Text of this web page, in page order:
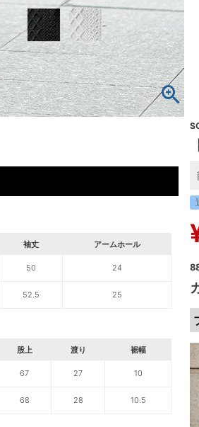
袖丈 アームホール
50 24
52.5 25
股上 渡り 裾幅
67 27 10
68 28 10.5